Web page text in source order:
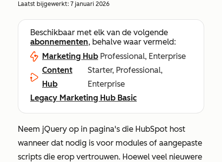
Laatst bijgewerkt: 7 januari 2026
Beschikbaar met elk van de volgende
abonnementen, behalve waar vermeld:
Marketing Hub Professional, Enterprise
Content
Hub
Starter, Professional,
Enterprise
Legacy Marketing Hub Basic
Neem jQuery op in pagina's die HubSpot host
wanneer dat nodig is voor modules of aangepaste
scripts die erop vertrouwen. Hoewel veel nieuwere